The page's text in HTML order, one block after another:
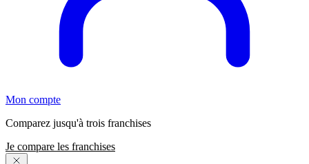
Mon compte
Comparez jusqu'à trois franchises
Je compare les franchises